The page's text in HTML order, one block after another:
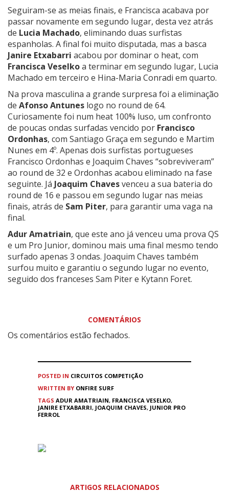
Seguiram-se as meias finais, e Francisca acabava por
passar novamente em segundo lugar, desta vez atrás
de Lucia Machado, eliminando duas surfistas
espanholas. A final foi muito disputada, mas a basca
Janire Etxabarri acabou por dominar o heat, com
Francisca Veselkoa terminar em segundo lugar, Lucia
Machado em terceiro e Hina-Maria Conradi em quarto.
Na prova masculina a grande surpresa foi a eliminação
de Afonso Antunes logo no round de 64.
Curiosamente foi num heat 100% luso, um confronto
de poucas ondas surfadas vencido por Francisco
Ordonhas, com Santiago Graça em segundo e Martim
Nunes em 4º. Apenas dois surfistas portugueses
Francisco Ordonhas e Joaquim Chaves “sobreviveram”
ao round de 32 e Ordonhas acabou eliminado na fase
seguinte. Já Joaquim Chavesvenceu a sua bateria do
round de 16 e passou em segundo lugar nas meias
finais, atrás de Sam Piter, para garantir uma vaga na
final.
Adur Amatriain, que este ano já venceu uma prova QS
e um Pro Junior, dominou mais uma final mesmo tendo
surfado apenas 3 ondas. Joaquim Chaves também
surfou muito e garantiu o segundo lugar no evento,
seguido dos franceses Sam Piter e Kytann Foret.
COMENTÁRIOS
Os comentários estão fechados.
POSTED IN CIRCUITOS COMPETIÇÃO
WRITTEN BY ONFIRE SURF
TAGS ADUR AMATRIAIN, FRANCISCA VESELKO,
JANIRE ETXABARRI, JOAQUIM CHAVES, JUNIOR PRO
FERROL
ARTIGOS RELACIONADOS